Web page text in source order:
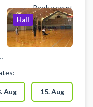
Book a court
Hall
Aug 15. Aug